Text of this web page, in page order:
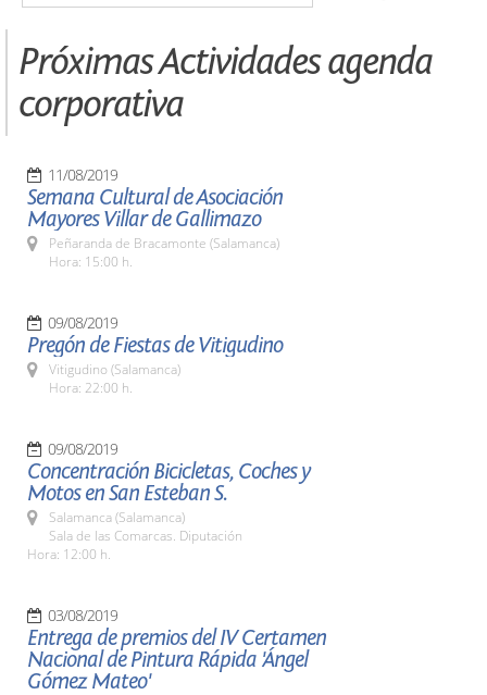
Próximas Actividades agenda
corporativa
11/08/2019
Semana Cultural de Asociación
Mayores Villar de Gallimazo
Peñaranda de Bracamonte (Salamanca)
Hora: 15:00 h.
09/08/2019
Pregón de Fiestas de Vitigudino
Vitigudino (Salamanca)
Hora: 22:00 h.
09/08/2019
Concentración Bicicletas, Coches y
Motos en San Esteban S.
Salamanca (Salamanca)
Sala de las Comarcas. Diputación
Hora: 12:00 h.
03/08/2019
Entrega de premios del IV Certamen
Nacional de Pintura Rápida 'Ángel
Gómez Mateo'